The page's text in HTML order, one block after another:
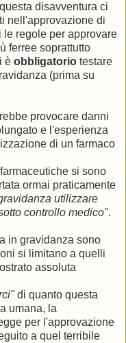
disavventura ci
nell'approvazione di
le regole per approvare
ferree soprattutto
è obbligatorio testare
(prima su
provocare danni
e l'esperienza
di un farmaco
si sono
ormai praticamente
utilizzare
controllo medico".
in gravidanza sono
si limitano a quelli
assoluta
di quanto questa
umana, la
per l'approvazione
a quel terribile